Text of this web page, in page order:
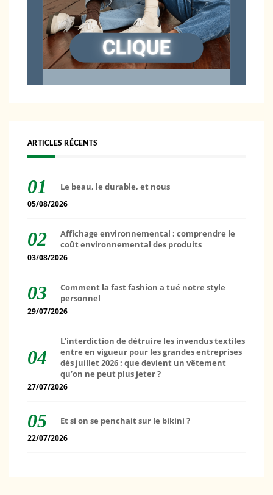
ARTICLES RÉCENTS
Le beau, le durable, et nous
05/08/2026
Affichage environnemental : comprendre le
coût environnemental des produits
03/08/2026
Comment la fast fashion a tué notre style
personnel
29/07/2026
L’interdiction de détruire les invendus textiles
entre en vigueur pour les grandes entreprises
dès juillet 2026 : que devient un vêtement
qu’on ne peut plus jeter ?
27/07/2026
Et si on se penchait sur le bikini ?
22/07/2026